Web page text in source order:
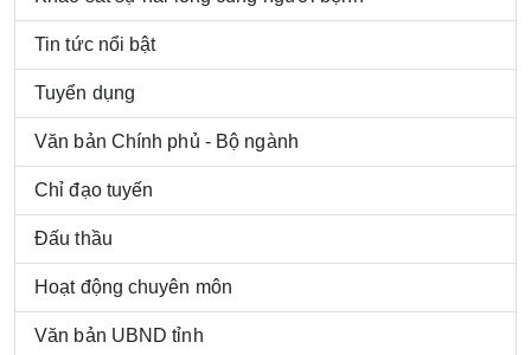
Tin tức nổi bật
Tuyển dụng
Văn bản Chính phủ - Bộ ngành
Chỉ đạo tuyến
Đấu thầu
Hoạt động chuyên môn
Văn bản UBND tỉnh